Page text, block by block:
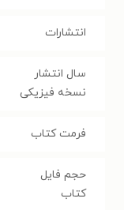
انتشارات
سال انتشار
نسخه فیزیکی
فرمت کتاب
حجم فایل
کتاب